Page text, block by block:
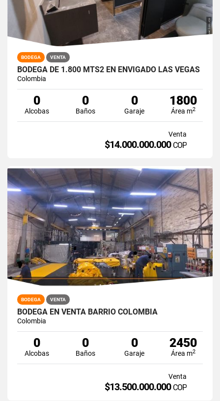
BODEGA VENTA
BODEGA DE 1.800 MTS2 EN ENVIGADO LAS VEGAS
Colombia
0
Alcobas
0
Baños
0
Garaje
1800
Área m2
Venta
$14.000.000.000 COP
BODEGA VENTA
BODEGA EN VENTA BARRIO COLOMBIA
Colombia
0
Alcobas
0
Baños
0
Garaje
2450
Área m2
Venta
$13.500.000.000 COP